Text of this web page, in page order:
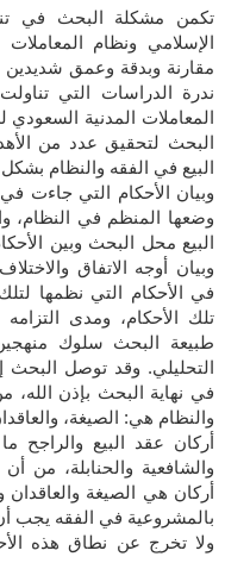
تكمن مشكلة البحث في
الإسلامي ونظام
مقارنة وبدقة وعمق
ندرة الدراسات التي
البحث لتحقيق عدد من
البيع في الفقه والنظام
وبيان الأحكام التي جاءت
وضعها المنظم في النظام،
البيع محل البحث وبين
وبيان أوجه الاتفاق
في الأحكام التي نظمها
تلك الأحكام، ومدى
طبيعة البحث سلوك
التحليلي. وقد توصل البحث
في نهاية البحث بإذن الله،
والنظام هي: الصيغة،
أركان عقد البيع والراجح
والشافعية والحنابلة، من
أركان هي الصيغة والعاقدان
بالمشروعية في الفقه يجب
ولا تخرج عن نطاق هذه